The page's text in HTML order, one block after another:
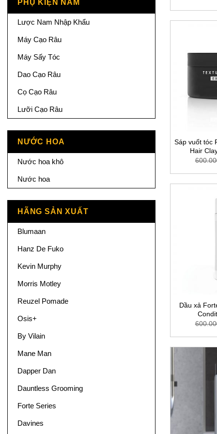
PHỤ KIỆN NAM
Lược Nam Nhập Khẩu
Máy Cạo Râu
Máy Sấy Tóc
Dao Cạo Râu
Cọ Cạo Râu
Lưỡi Cạo Râu
NƯỚC HOA
Nước hoa khô
Nước hoa
HÃNG SẢN XUẤT
Blumaan
Hanz De Fuko
Kevin Murphy
Morris Motley
Reuzel Pomade
Osis+
By Vilain
Mane Man
Dapper Dan
Dauntless Grooming
Forte Series
Davines
Sáp vuốt tóc
Hair
Dầu xả